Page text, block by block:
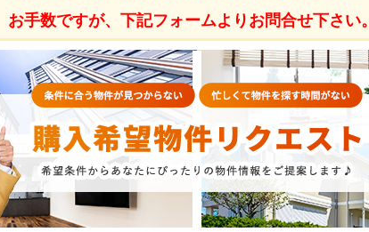
お手数ですが、下記フォームよりお問合せ下さい。